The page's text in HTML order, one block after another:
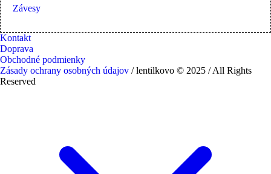
Závesy
Kontakt
Doprava
Obchodné podmienky
Zásady ochrany osobných údajov / lentilkovo © 2025 / All Rights
Reserved